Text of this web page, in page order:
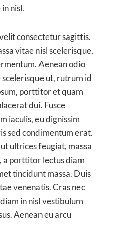
nisl.
consectetur sagittis.
vitae nisl scelerisque,
Aenean odio
ut, rutrum id
porttitor et quam
dui. Fusce
iaculis, eu dignissim
sed condimentum erat.
ultrices feugiat, massa
a porttitor lectus diam
tincidunt massa. Duis
venenatis. Cras nec
in nisl vestibulum
Aenean eu arcu